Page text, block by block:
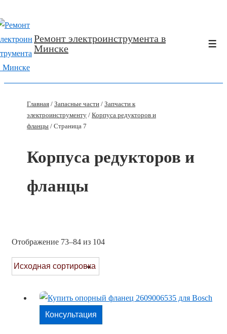
Перейти
к
основному
содержимому
Ремонт электроинструмента в
Минске
Главная / Запасные части / Запчасти к
электроинструменту / Корпуcа редукторов и
фланцы / Страница 7
Корпуcа редукторов и
фланцы
Отображение 73–84 из 104
Консультация